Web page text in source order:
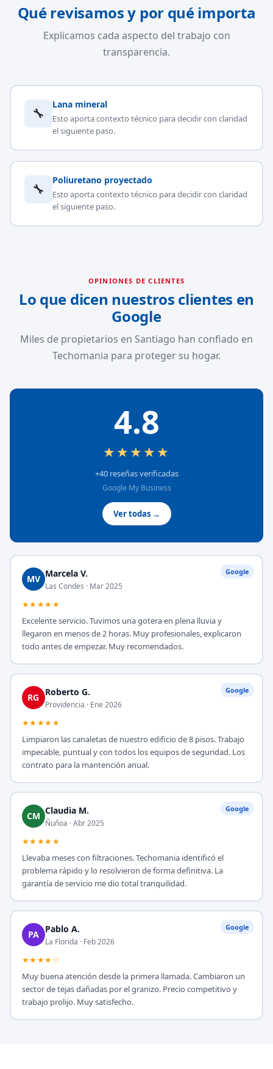
Qué revisamos y por qué importa
Explicamos cada aspecto del trabajo con
transparencia.
🔧
Lana mineral
Esto aporta contexto técnico para decidir con claridad
el siguiente paso.
🔧
Poliuretano proyectado
Esto aporta contexto técnico para decidir con claridad
el siguiente paso.
OPINIONES DE CLIENTES
Lo que dicen nuestros clientes en
Google
Miles de propietarios en Santiago han confiado en
Techomania para proteger su hogar.
4.8
★★★★★
+40 reseñas verificadas
Google My Business
Ver todas →
Google
MV Marcela V.
Las Condes · Mar 2025
★★★★★
Excelente servicio. Tuvimos una gotera en plena lluvia y
llegaron en menos de 2 horas. Muy profesionales, explicaron
todo antes de empezar. Muy recomendados.
Google
RG Roberto G.
Providencia · Ene 2026
★★★★★
Limpiaron las canaletas de nuestro edificio de 8 pisos. Trabajo
impecable, puntual y con todos los equipos de seguridad. Los
contrato para la mantención anual.
Google
CM Claudia M.
Ñuñoa · Abr 2025
★★★★★
Llevaba meses con filtraciones. Techomania identificó el
problema rápido y lo resolvieron de forma definitiva. La
garantía de servicio me dio total tranquilidad.
Google
PA Pablo A.
La Florida · Feb 2026
★★★★☆
Muy buena atención desde la primera llamada. Cambiaron un
sector de tejas dañadas por el granizo. Precio competitivo y
trabajo prolijo. Muy satisfecho.